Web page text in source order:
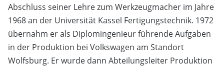
Abschluss seiner Lehre zum Werkzeugmacher im Jahre
1968 an der Universität Kassel Fertigungstechnik. 1972
übernahm er als Diplomingenieur führende Aufgaben
in der Produktion bei Volkswagen am Standort
Wolfsburg. Er wurde dann Abteilungsleiter Produktion